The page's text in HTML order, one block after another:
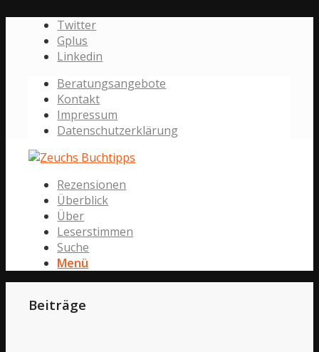
Twitter
Gplus
Linkedin
Beratungsangebote
Kontakt
Impressum
Datenschutzerklärung
Rezensionen
Überblick
Über
Leserstimmen
Suche
Menü
Beiträge